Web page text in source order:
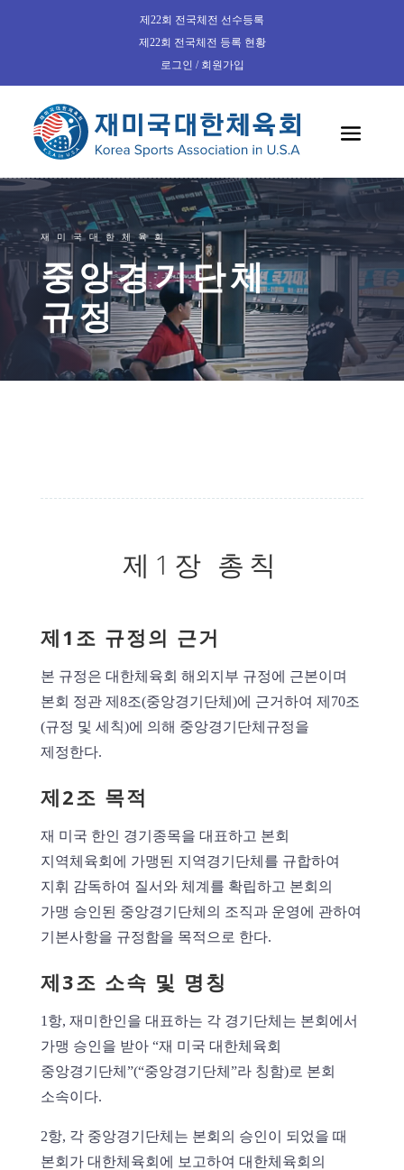
제22회 전국체전 선수등록
제22회 전국체전 등록 현황
로그인 / 회원가입
재미국대한체육회
중앙경기단체
규정
제1장 총칙
제1조 규정의 근거
본 규정은 대한체육회 해외지부 규정에 근본이며
본회 정관 제8조(중앙경기단체)에 근거하여 제70조
(규정 및 세칙)에 의해 중앙경기단체규정을
제정한다.
제2조 목적
재 미국 한인 경기종목을 대표하고 본회
지역체육회에 가맹된 지역경기단체를 규합하여
지휘 감독하여 질서와 체계를 확립하고 본회의
가맹 승인된 중앙경기단체의 조직과 운영에 관하여
기본사항을 규정함을 목적으로 한다.
제3조 소속 및 명칭
1항, 재미한인을 대표하는 각 경기단체는 본회에서
가맹 승인을 받아 “재 미국 대한체육회
중앙경기단체”(“중앙경기단체”라 칭함)로 본회
소속이다.
2항, 각 중앙경기단체는 본회의 승인이 되었을 때
본회가 대한체육회에 보고하여 대한체육회의